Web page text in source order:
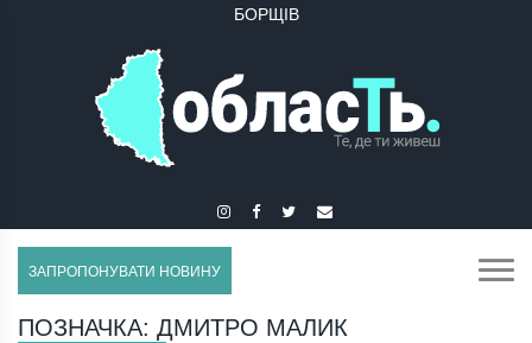
БОРЩІВ
ЗАПРОПОНУВАТИ НОВИНУ
ПОЗНАЧКА: ДМИТРО МАЛИК